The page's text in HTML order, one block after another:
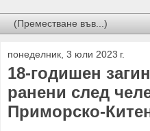
понеделник, 3 юли 2023 г.
18-годишен
ранени след
Приморско-